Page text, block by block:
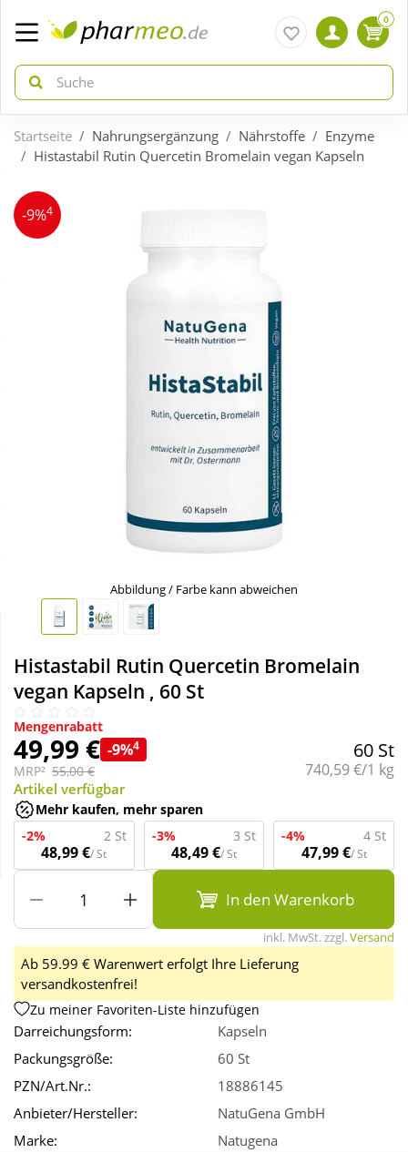
zurück
ÜBERSICHT AKTIONEN
Täglich gut versorgt
zurück
ÜBERSICHT KATEGORIEN
Körperpflege & Kosmetik
Nahrungsergänzung
Sanitätshaus
Sport & Fitness
Tierbedarf
Wellness
0
Startseite Nahrungsergänzung Nährstoffe
Enzyme
Histastabil Rutin Quercetin Bromelain vegan Kapseln
-9%4
Abbildung / Farbe kann abweichen
Histastabil Rutin Quercetin Bromelain
vegan Kapseln , 60 St
Mengenrabatt
49,99 € -9%4
MRP² 55,00 €
60 St
Grundpreis:
740,59 €/1 kg
Artikel verfügbar
Mehr kaufen, mehr sparen
-2%
2 St
48,99 €/ St
-3% 3 St
48,49 €/ St
-4% 4 St
47,99 €/ St
In den Warenkorb
inkl. MwSt. zzgl.Versand
Ab 59.99 € Warenwert erfolgt Ihre Lieferung
versandkostenfrei!
Zu meiner Favoriten-Liste hinzufügen
Darreichungsform:
Kapseln
Packungsgröße:
60 St
PZN/Art.Nr.:
18886145
Anbieter/Hersteller:
NatuGena GmbH
Marke:
Natugena